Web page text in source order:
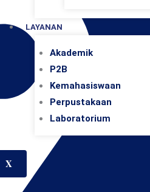
LAYANAN
Akademik
P2B
Kemahasiswaan
Perpustakaan
Laboratorium
X